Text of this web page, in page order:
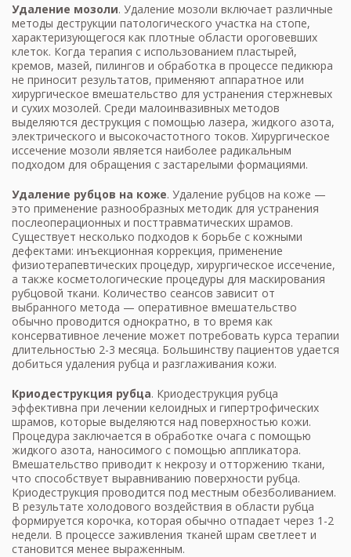
Удаление мозоли. Удаление мозоли включает различные
методы деструкции патологического участка на стопе,
характеризующегося как плотные области ороговевших
клеток. Когда терапия с использованием пластырей,
кремов, мазей, пилингов и обработка в процессе педикюра
не приносит результатов, применяют аппаратное или
хирургическое вмешательство для устранения стержневых
и сухих мозолей. Среди малоинвазивных методов
выделяются деструкция с помощью лазера, жидкого азота,
электрического и высокочастотного токов. Хирургическое
иссечение мозоли является наиболее радикальным
подходом для обращения с застарелыми формациями.
Удаление рубцов на коже. Удаление рубцов на коже —
это применение разнообразных методик для устранения
послеоперационных и посттравматических шрамов.
Существует несколько подходов к борьбе с кожными
дефектами: инъекционная коррекция, применение
физиотерапевтических процедур, хирургическое иссечение,
а также косметологические процедуры для маскирования
рубцовой ткани. Количество сеансов зависит от
выбранного метода — оперативное вмешательство
обычно проводится однократно, в то время как
консервативное лечение может потребовать курса терапии
длительностью 2-3 месяца. Большинству пациентов удается
добиться удаления рубца и разглаживания кожи.
Криодеструкция рубца. Криодеструкция рубца
эффективна при лечении келоидных и гипертрофических
шрамов, которые выделяются над поверхностью кожи.
Процедура заключается в обработке очага с помощью
жидкого азота, наносимого с помощью аппликатора.
Вмешательство приводит к некрозу и отторжению ткани,
что способствует выравниванию поверхности рубца.
Криодеструкция проводится под местным обезболиванием.
В результате холодового воздействия в области рубца
формируется корочка, которая обычно отпадает через 1-2
недели. В процессе заживления тканей шрам светлеет и
становится менее выраженным.